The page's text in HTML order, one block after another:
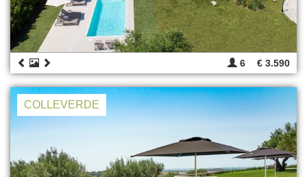
6 € 3.590
COLLEVERDE